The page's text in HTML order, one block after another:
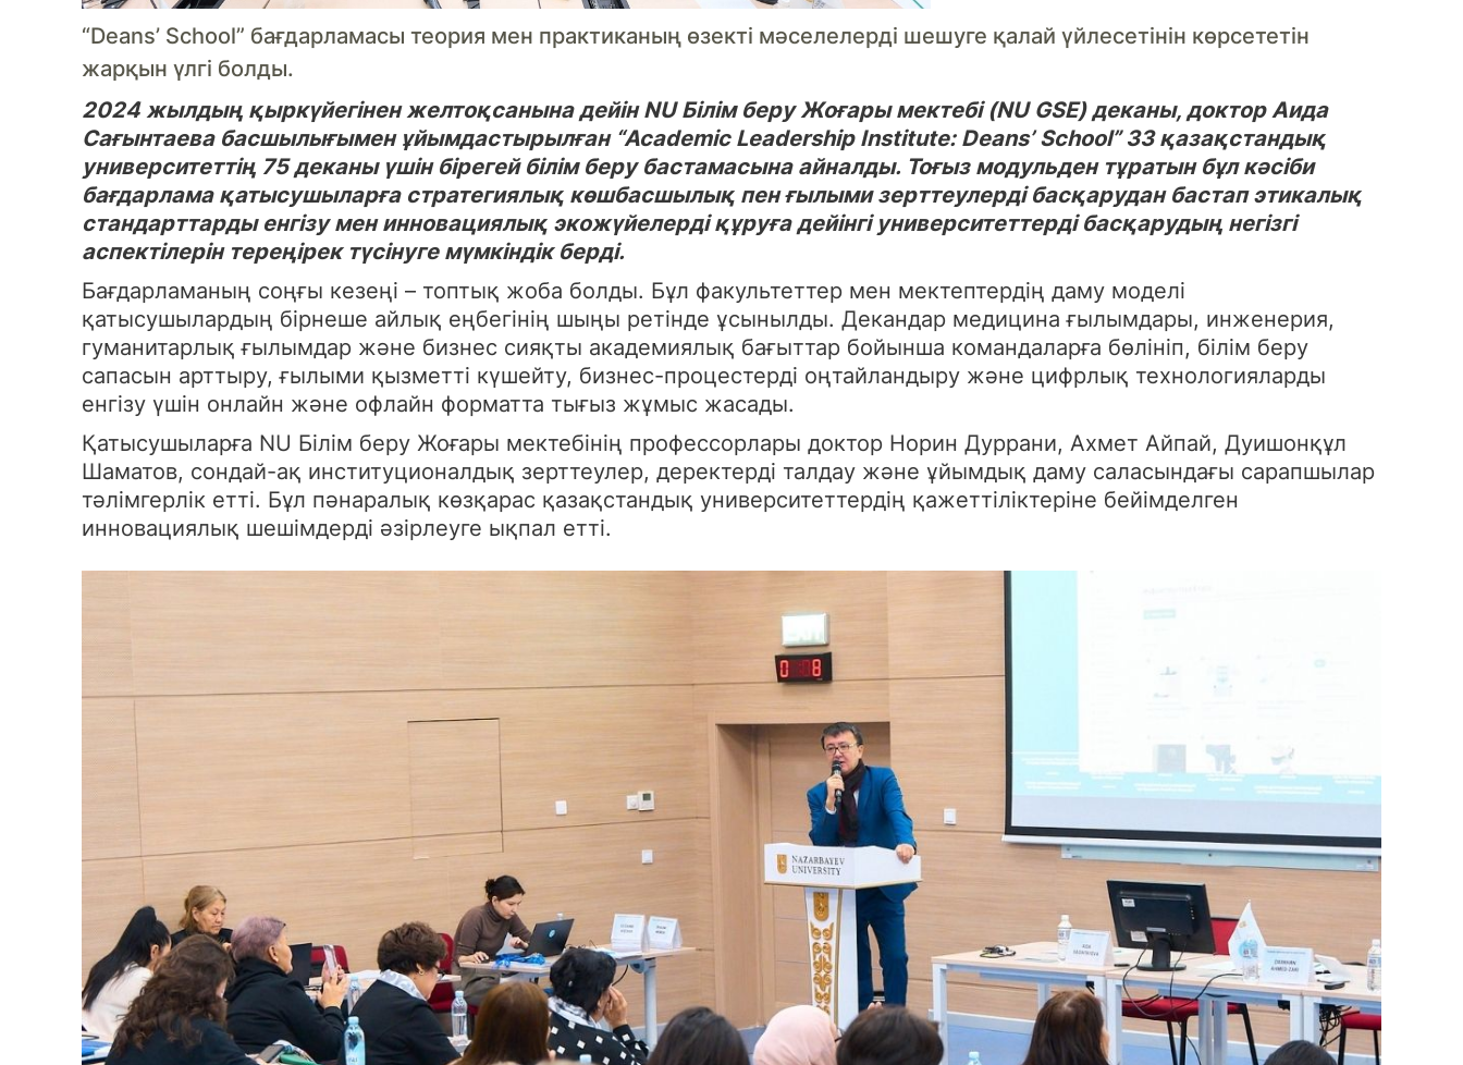
“Deans’ School” бағдарламасы теория мен практиканың өзекті мәселелерді шешуге қалай үйлесетінін көрсететін
жарқын үлгі болды.
2024 жылдың қыркүйегінен желтоқсанына дейін NU Білім беру Жоғары мектебі (NU GSE) деканы, доктор Аида
Сағынтаева басшылығымен ұйымдастырылған “Academic Leadership Institute: Deans’ School” 33 қазақстандық
университеттің 75 деканы үшін бірегей білім беру бастамасына айналды. Тоғыз модульден тұратын бұл кәсіби
бағдарлама қатысушыларға стратегиялық көшбасшылық пен ғылыми зерттеулерді басқарудан бастап этикалық
стандарттарды енгізу мен инновациялық экожүйелерді құруға дейінгі университеттерді басқарудың негізгі
аспектілерін тереңірек түсінуге мүмкіндік берді.
Бағдарламаның соңғы кезеңі – топтық жоба болды. Бұл факультеттер мен мектептердің даму моделі
қатысушылардың бірнеше айлық еңбегінің шыңы ретінде ұсынылды. Декандар медицина ғылымдары, инженерия,
гуманитарлық ғылымдар және бизнес сияқты академиялық бағыттар бойынша командаларға бөлініп, білім беру
сапасын арттыру, ғылыми қызметті күшейту, бизнес-процестерді оңтайландыру және цифрлық технологияларды
енгізу үшін онлайн және офлайн форматта тығыз жұмыс жасады.
Қатысушыларға NU Білім беру Жоғары мектебінің профессорлары доктор Норин Дуррани, Ахмет Айпай, Дуишонқұл
Шаматов, сондай-ақ институционалдық зерттеулер, деректерді талдау және ұйымдық даму саласындағы сарапшылар
тәлімгерлік етті. Бұл пәнаралық көзқарас қазақстандық университеттердің қажеттіліктеріне бейімделген
инновациялық шешімдерді әзірлеуге ықпал етті.